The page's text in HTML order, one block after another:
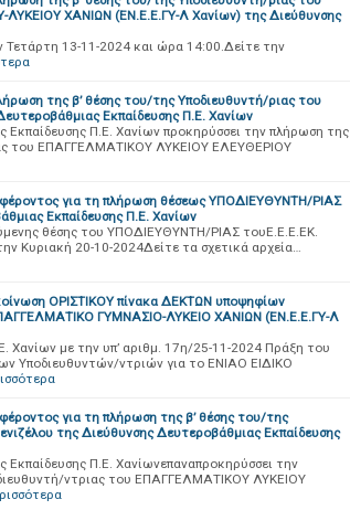
ΧΑΝΙΩΝ (ΕΝ.Ε.Ε.ΓΥ-Λ Χανίων) της Διεύθυνσης
13-11-2024 και ώρα 14:00.Δείτε την
της β’ θέσης του/της Υποδιευθυντή/ριας του
Εκπαίδευσης Π.Ε. Χανίων
Π.Ε. Χανίων προκηρύσσει την πλήρωση της
του ΕΠΑΓΓΕΛΜΑΤΙΚΟΥ ΛΥΚΕΙΟΥ ΕΛΕΥΘΕΡΙΟΥ
για τη πλήρωση θέσεως ΥΠΟΔΙΕΥΘΥΝΤΗ/ΡΙΑΣ
Εκπαίδευσης Π.Ε. Χανίων
θέσης του ΥΠΟΔΙΕΥΘΥΝΤΗ/ΡΙΑΣ τουΕ.Ε.Ε.ΕΚ.
Κυριακή 20-10-2024Δείτε τα σχετικά αρχεία…
ΟΡΙΣΤΙΚΟΥ πίνακα ΔΕΚΤΩΝ υποψηφίων
ΓΥΜΝΑΣΙΟ-ΛΥΚΕΙΟ ΧΑΝΙΩΝ (ΕΝ.Ε.Ε.ΓΥ-Λ
Χανίων με την υπ’ αριθμ. 17η/25-11-2024 Πράξη του
Υποδιευθυντών/ντριών για το ΕΝΙΑΟ ΕΙΔΙΚΟ
για τη πλήρωση της β’ θέσης του/της
της Διεύθυνσης Δευτεροβάθμιας Εκπαίδευσης
Π.Ε. Χανίωνεπαναπροκηρύσσει την
ντριας του ΕΠΑΓΓΕΛΜΑΤΙΚΟΥ ΛΥΚΕΙΟΥ